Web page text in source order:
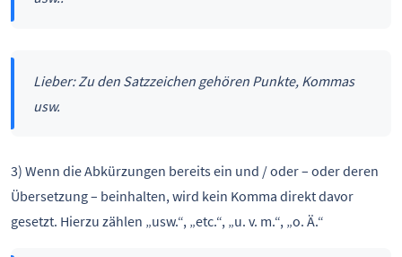
Lieber: Zu den Satzzeichen gehören Punkte, Kommas
usw.
3) Wenn die Abkürzungen bereits ein und / oder – oder deren
Übersetzung – beinhalten, wird kein Komma direkt davor
gesetzt. Hierzu zählen „usw.“, „etc.“, „u. v. m.“, „o. Ä.“